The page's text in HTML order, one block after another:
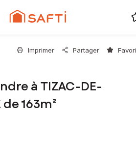
Imprimer Partager
à TIZAC-DE-
de 163m²